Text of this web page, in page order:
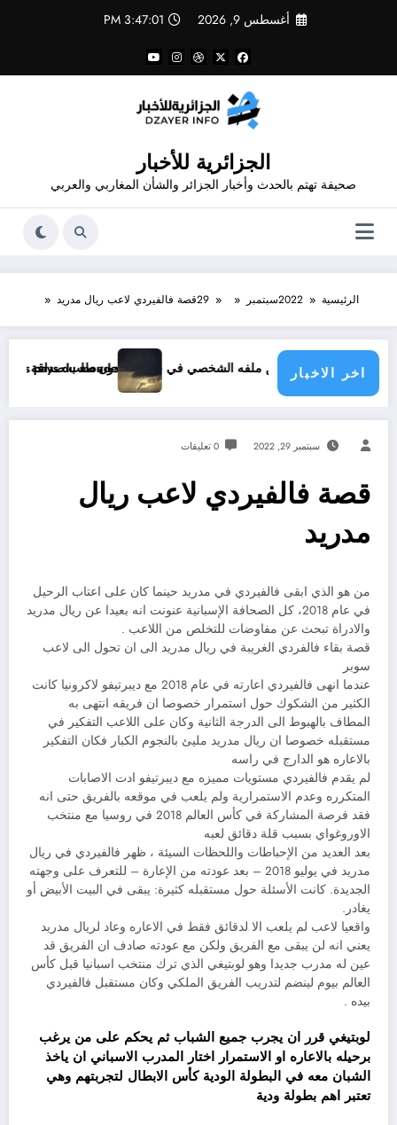
أغسطس 9, 2026 3:47:01 PM
الجزائرية للأخبار
صحيفة تهتم بالحدث وأخبار الجزائر والشأن المغاربي والعربي
الرئيسية 2022سبتمبر 29قصة فالفيردي لاعب ريال مدريد
اخر الاخبار
في فيسبوك دون طلب صداقة .. الاطلاع على محتوى صفحة شخص اغلق ملفه الشخصي في فيسبوك دون طلب صداقة
menace les pays du monde
سبتمبر 29, 2022 0 تعليقات
قصة فالفيردي لاعب ريال
مدريد
من هو الذي ابقى فالفيردي في مدريد حينما كان على اعتاب الرحيل
‏في عام 2018، كل الصحافة الإسبانية عنونت انه بعيدا عن ريال مدريد
والادراة تبحث عن مفاوضات للتخلص من اللاعب .
قصة بقاء فالفردي الغريبة في ريال مدريد الى ان تحول الى لاعب
سوبر
‏عندما انهى فالفيردي اعارته في عام 2018 مع ديبرتيفو لاكرونيا كانت
الكثير من الشكوك حول استمرار خصوصا ان فريقه انتهى به
المطاف بالهبوط الى الدرجة الثانية وكان على اللاعب التفكير في
مستقبله خصوصا ان ريال مدريد مليئ بالنجوم الكبار فكان التفكير
بالاعاره هو الدارج في راسه
‏لم يقدم فالفيردي مستويات مميزه مع ديبرتيفو ادت الاصابات
المتكرره وعدم الاستمرارية ولم يلعب في موقعه بالفريق حتى انه
فقد فرصة المشاركة في كأس العالم 2018 في روسيا مع منتخب
الاوروغواي بسبب قلة دقائق لعبه
‏بعد العديد من الإحباطات واللحظات السيئة ، ظهر فالفيردي في ريال
مدريد في يوليو 2018 – بعد عودته من الإعارة – للتعرف على وجهته
الجديدة. كانت الأسئلة حول مستقبله كثيرة: يبقى في البيت الأبيض أو
يغادر.
‏واقعيا لاعب لم يلعب الا لدقائق فقط في الاعاره وعاد لريال مدريد
يعني انه لن يبقى مع الفريق ولكن مع عودته صادف ان الفريق قد
عين له مدرب جديدا وهو لوبتيغي الذي ترك منتخب اسبانيا قبل كأس
العالم بيوم لينضم لتدريب الفريق الملكي وكان مستقبل فالفيردي
بيده .
لوبتيغي قرر ان يجرب جميع الشباب ثم يحكم على من يرغب
برحيله بالاعاره او الاستمرار اختار المدرب الاسباني ان ياخذ
الشبان معه في البطولة الودية كأس الابطال لتجربتهم وهي
تعتبر اهم بطولة ودية